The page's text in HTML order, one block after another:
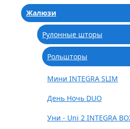
Жалюзи
Рулонные шторы
Рольшторы
Мини INTEGRA SLIM
День Ночь DUO
Уни - Uni 2 INTEGRA